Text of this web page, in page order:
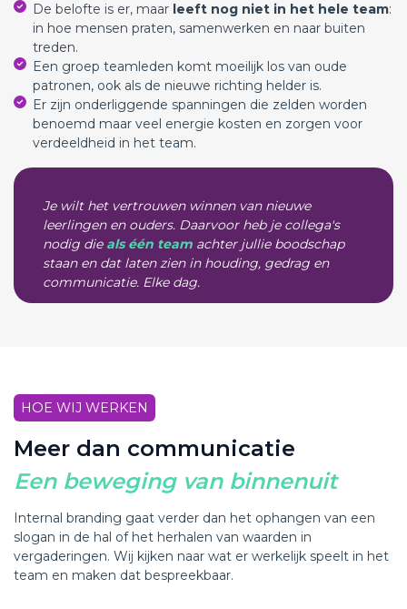
De belofte is er, maar leeft nog niet in het hele team:
in hoe mensen praten, samenwerken en naar buiten
treden.
Een groep teamleden komt moeilijk los van oude
patronen, ook als de nieuwe richting helder is.
Er zijn onderliggende spanningen die zelden worden
benoemd maar veel energie kosten en zorgen voor
verdeeldheid in het team.
Je wilt het vertrouwen winnen van nieuwe
leerlingen en ouders. Daarvoor heb je collega's
nodig die als één team achter jullie boodschap
staan en dat laten zien in houding, gedrag en
communicatie. Elke dag.
HOE WIJ WERKEN
Meer dan communicatie
Een beweging van binnenuit
Internal branding gaat verder dan het ophangen van een
slogan in de hal of het herhalen van waarden in
vergaderingen. Wij kijken naar wat er werkelijk speelt in het
team en maken dat bespreekbaar.